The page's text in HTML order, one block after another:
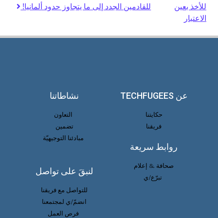
للأخذ بعين
الاعتبار
للقادمين الجدد إلى ما يتجاوز حدود ألمانيا!
عن TECHFUGEES
حكايتنا
فريقنا
نشاطاتنا
التعاون
تضمين
مبادئنا التوجيهيّة
روابط سريعة
صحافة & إعلام
تبرّع/ي
لنبقَ على تواصل
للتواصل مع فريقنا
انضمّ/ي لمجتمعنا
فرص العمل